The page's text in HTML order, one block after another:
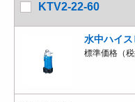
KTV2-22-60
水中ハイ
標準価格（税